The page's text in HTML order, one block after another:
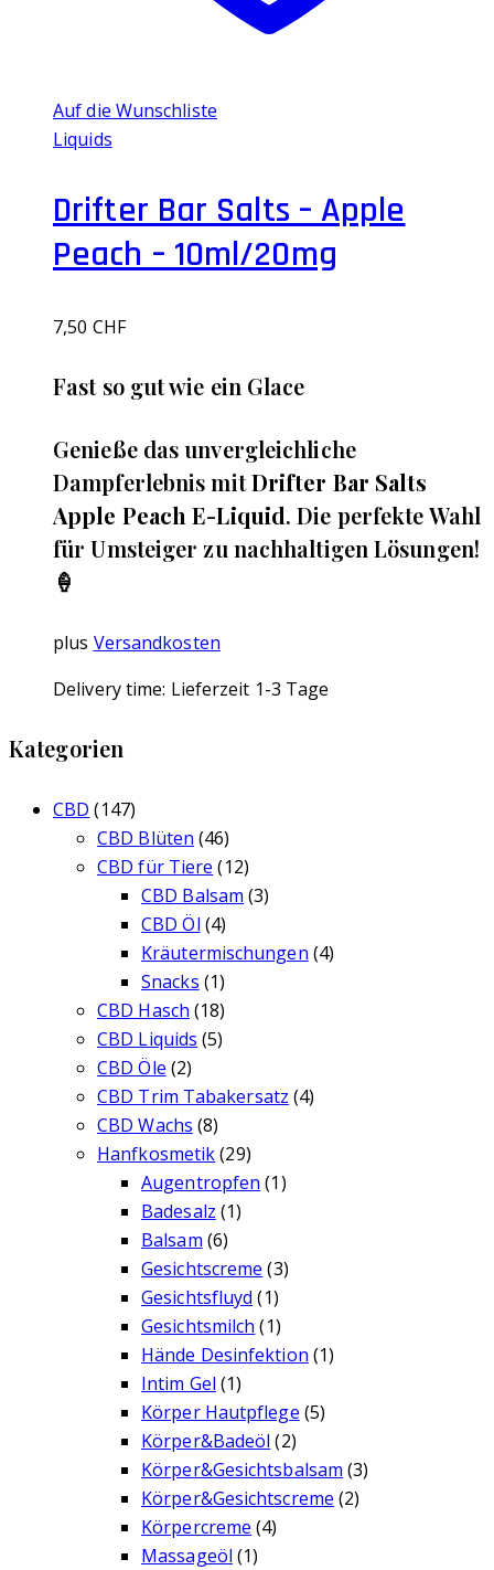
Auf die Wunschliste
Liquids
Drifter Bar Salts – Apple
Peach – 10ml/20mg
7,50 CHF
Fast so gut wie ein Glace
Genieße das unvergleichliche
Dampferlebnis mitDrifter Bar Salts
Apple Peach E-Liquid. Die perfekte Wahl
für Umsteiger zu nachhaltigen Lösungen!
🍦
plus Versandkosten
Delivery time: Lieferzeit 1-3 Tage
Kategorien
CBD (147)
CBD Blüten (46)
CBD für Tiere (12)
CBD Balsam (3)
CBD Öl (4)
Kräutermischungen (4)
Snacks (1)
CBD Hasch (18)
CBD Liquids (5)
CBD Öle (2)
CBD Trim Tabakersatz (4)
CBD Wachs (8)
Hanfkosmetik(29)
Augentropfen (1)
Badesalz (1)
Balsam (6)
Gesichtscreme (3)
Gesichtsfluyd (1)
Gesichtsmilch (1)
Hände Desinfektion (1)
Intim Gel (1)
Körper Hautpflege (5)
Körper&Badeöl (2)
Körper&Gesichtsbalsam (3)
Körper&Gesichtscreme (2)
Körpercreme (4)
Massageöl (1)